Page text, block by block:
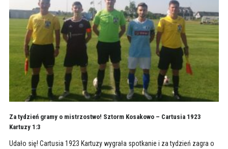
Za tydzień gramy o mistrzostwo! Sztorm Kosakowo – Cartusia 1923
Kartuzy 1:3
Udało się! Cartusia 1923 Kartuzy wygrała spotkanie i za tydzień zagra o